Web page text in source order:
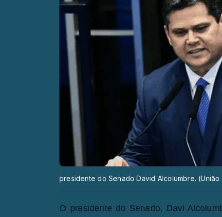
presidente do Senado David Alcolumbre. (União
O presidente do Senado, Davi